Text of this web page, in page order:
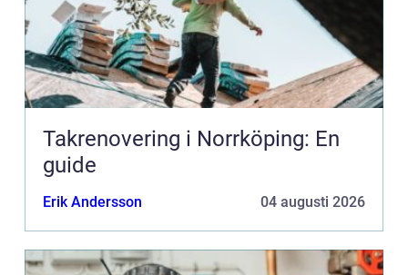
Takrenovering i Norrköping: En
guide
Erik Andersson 04 augusti 2026